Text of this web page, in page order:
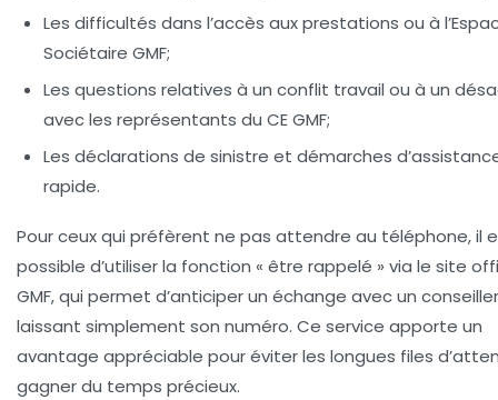
Les difficultés dans l’accès aux prestations ou à
Sociétaire GMF;
Les questions relatives à un conflit travail ou à un
avec les représentants du CE GMF;
Les déclarations de sinistre et démarches
rapide.
Pour ceux qui préfèrent ne pas attendre au téléphone, il
possible d’utiliser la fonction « être rappelé » via le site
GMF, qui permet d’anticiper un échange avec un
laissant simplement son numéro. Ce service apporte un
avantage appréciable pour éviter les longues files
gagner du temps précieux.